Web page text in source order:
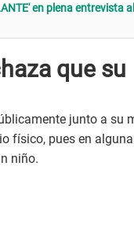
en plena entrevista al
que su
junto a su
físico, pues en
niño.